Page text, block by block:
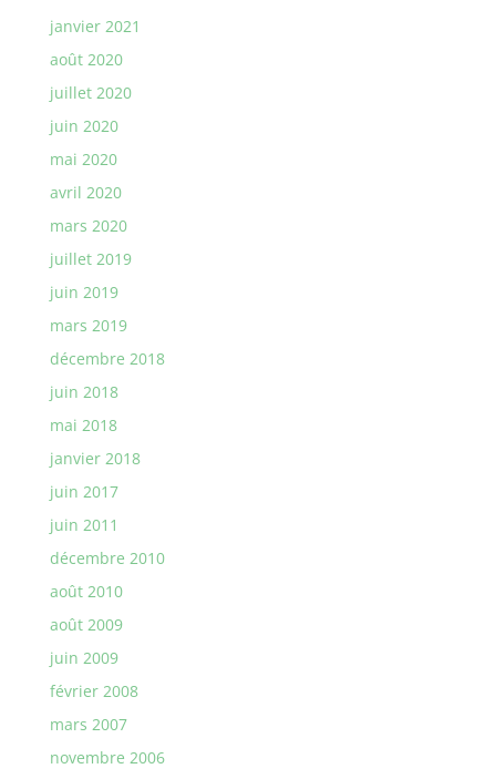
janvier 2021
août 2020
juillet 2020
juin 2020
mai 2020
avril 2020
mars 2020
juillet 2019
juin 2019
mars 2019
décembre 2018
juin 2018
mai 2018
janvier 2018
juin 2017
juin 2011
décembre 2010
août 2010
août 2009
juin 2009
février 2008
mars 2007
novembre 2006